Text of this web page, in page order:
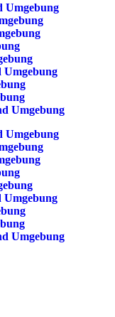
Umgebung
Umgebung
Umgebung
Umgebung